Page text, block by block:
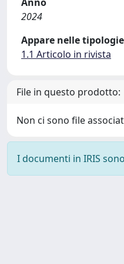
2024
Appare nelle
1.1 Articolo in rivista
File in questo prodotto:
Non ci sono file
I documenti in IRIS